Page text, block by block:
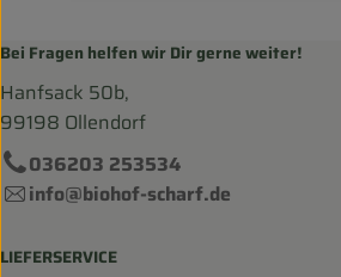
Bei Fragen helfen wir Dir gerne weiter!
Hanfsack 50b,
99198 Ollendorf
036203 253534
info@biohof-scharf.de
LIEFERSERVICE